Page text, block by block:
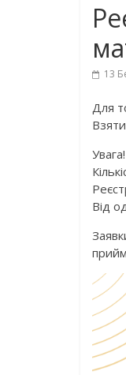
13
Для
Увага!
Від